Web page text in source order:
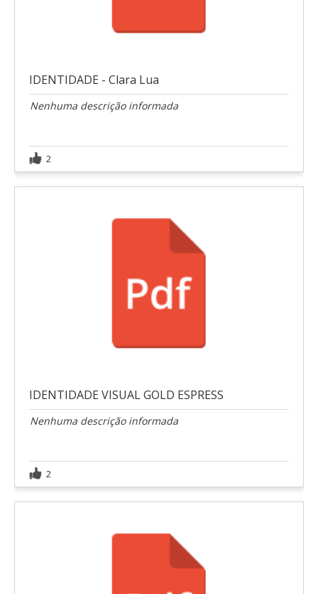
IDENTIDADE - Clara Lua
Nenhuma descrição informada
2
IDENTIDADE VISUAL GOLD ESPRESS
Nenhuma descrição informada
2